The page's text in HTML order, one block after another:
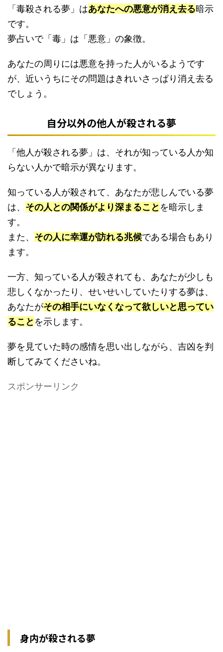
「毒殺される夢」はあなたへの悪意が消え去る暗示
です。
夢占いで「毒」は「悪意」の象徴。
あなたの周りには悪意を持った人がいるようです
が、近いうちにその問題はきれいさっぱり消え去る
でしょう。
自分以外の他人が殺される夢
「他人が殺される夢」は、それが知っている人か知
らない人かで暗示が異なります。
知っている人が殺されて、あなたが悲しんでいる夢
は、 その人との関係がより深まること を暗示しま
す。
また、 その人に幸運が訪れる兆候である場合もあり
ます。
一方、知っている人が殺されても、あなたが少しも
悲しくなかったり、せいせいしていたりする夢は、
あなたがその相手にいなくなって欲しいと思ってい
ること を示します。
夢を見ていた時の感情を思い出しながら、吉凶を判
断してみてくださいね。
スポンサーリンク
身内が殺される夢